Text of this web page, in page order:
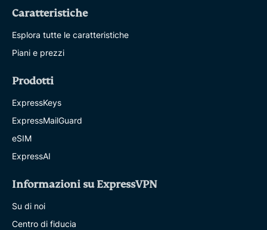
Caratteristiche
Esplora tutte le caratteristiche
Piani e prezzi
Prodotti
ExpressKeys
ExpressMailGuard
eSIM
ExpressAI
Informazioni su ExpressVPN
Su di noi
Centro di fiducia